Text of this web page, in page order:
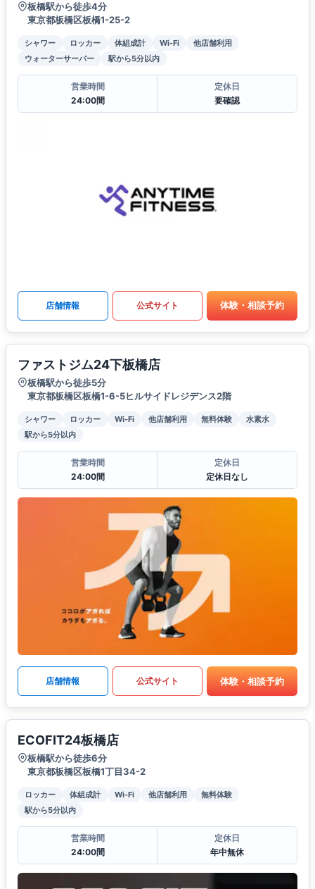
板橋駅から徒歩4分
東京都板橋区板橋1-25-2
シャワー ロッカー 体組成計 Wi-Fi
他店舗利用
ウォーターサーバー
駅から5分以内
営業時間
24:00間
定休日
要確認
店舗情報 公式サイト 体験・相談予約
ファストジム24下板橋店
板橋駅から徒歩5分
東京都板橋区板橋1-6-5ヒルサイドレジデンス2階
シャワー ロッカー Wi-Fi 他店舗利用 無料体験
水素水
駅から5分以内
営業時間
24:00間
定休日
定休日なし
店舗情報 公式サイト 体験・相談予約
ECOFIT24板橋店
板橋駅から徒歩6分
東京都板橋区板橋1丁目34-2
ロッカー 体組成計 Wi-Fi 他店舗利用
無料体験
駅から5分以内
営業時間
24:00間
定休日
年中無休